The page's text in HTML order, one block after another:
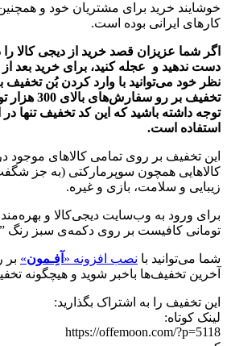
خوشایند خرید برای مشتریان خود و
کارهای ایرانی بوده است.
اگر شما عزیزان قصد خرید از دیجی کالا را
دست ندهید و عجله کنید، برای خرید بعد از
تخفیف بر رو
توجه داشته باشید که این کد تخفیف تنها در
استفاده است.
این تخفیف بر روی تمامی کالاهای موجود
کالاهایی همچون سوپرمارکتی (به جز شگفت
زیبایی و سلامت، بازی و غیره.
تومانی کافیست بر روی دکمه‌ی سبز رنگ ”
شما می‌توانید با نصب افزونه « آفِـمون» بر
آخرین تخفیف‌ها باخبر شوید و هیچگونه
این تخفیف را به اشتراک بگذارید:
لینک کوتاه:
https://offemoon.com/?p=5118